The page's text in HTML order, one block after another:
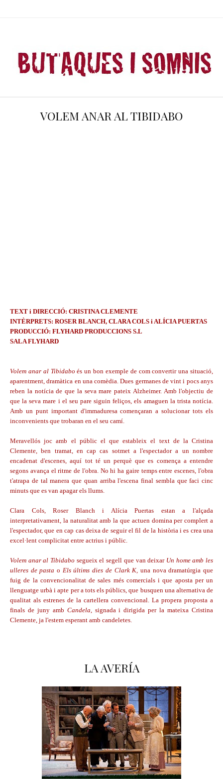
VOLEM ANAR AL TIBIDABO
TEXT i DIRECCIÓ: CRISTINA CLEMENTE
INTÈRPRETS: ROSER BLANCH, CLARA COLS i ALÍCIA PUERTAS
PRODUCCIÓ: FLYHARD PRODUCCIONS S.L
SALA FLYHARD
Volem anar al Tibidabo és un bon exemple de com convertir una situació,
aparentment, dramàtica en una comèdia. Dues germanes de vint i pocs anys
reben la notícia de que la seva mare pateix Alzheimer. Amb l'objectiu de
que la seva mare i el seu pare siguin feliços, els amaguen la trista notícia.
Amb un punt important d'immaduresa començaran a solucionar tots els
inconvenients que trobaran en el seu camí.
Meravellós joc amb el públic el que estableix el text de la Cristina
Clemente, ben tramat, en cap cas sotmet a l'espectador a un nombre
encadenat d'escenes, aquí tot té un perquè que es comença a entendre
segons avança el ritme de l'obra. No hi ha gaire temps entre escenes, l'obra
t'atrapa de tal manera que quan arriba l'escena final sembla que faci cinc
minuts que es van apagar els llums.
Clara Cols, Roser Blanch i Alícia Puertas estan a l'alçada
interpretativament, la naturalitat amb la que actuen domina per complert a
l'espectador, que en cap cas deixa de seguir el fil de la història i es crea una
excel·lent complicitat entre actrius i públic.
Volem anar al Tibidabo segueix el segell que van deixar Un home amb les
ulleres de pasta o Els últims dies de Clark K, una nova dramatúrgia que
fuig de la convencionalitat de sales més comercials i que aposta per un
llenguatge urbà i apte per a tots els públics, que busquen una alternativa de
qualitat als estrenes de la cartellera convencional. La propera proposta a
finals de juny amb Candela, signada i dirigida per la mateixa Cristina
Clemente, ja l'estem esperant amb candeletes.
LA AVERÍA